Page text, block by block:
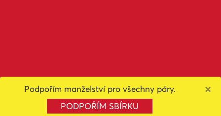
Podpořím manželství pro všechny páry.
PODPOŘÍM SBÍRKU
×